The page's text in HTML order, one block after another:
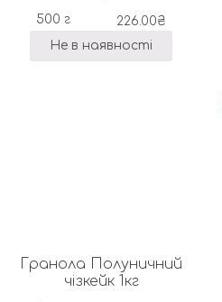
500 г 226.00₴
Не в наявності
Гранола Полуничний
чізкейк 1кг